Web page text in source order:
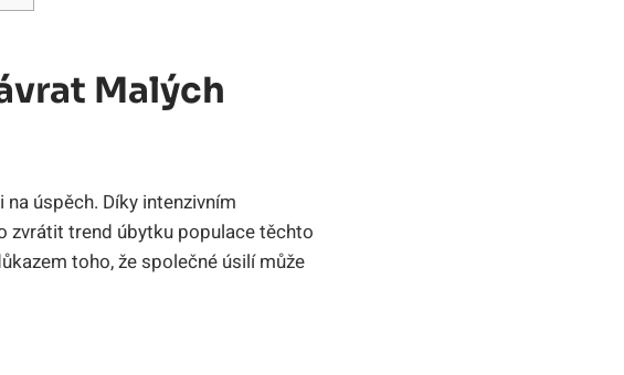
Malých
úspěch. Díky ⁢intenzivním
zvrátit trend úbytku populace‌ těchto
toho, že společné úsilí může